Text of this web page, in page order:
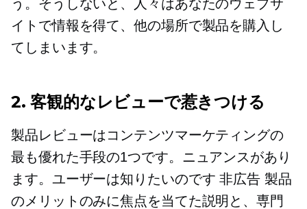
う。そうしないと、人々はあなたのウェブサ
イトで情報を得て、他の場所で製品を購入し
てしまいます。
2. 客観的なレビューで惹きつける
製品レビューはコンテンツマーケティングの
最も優れた手段の1つです。ニュアンスがあり
ます。ユーザーは知りたいのです非広告 製品
のメリットのみに焦点を当てた説明と、専門